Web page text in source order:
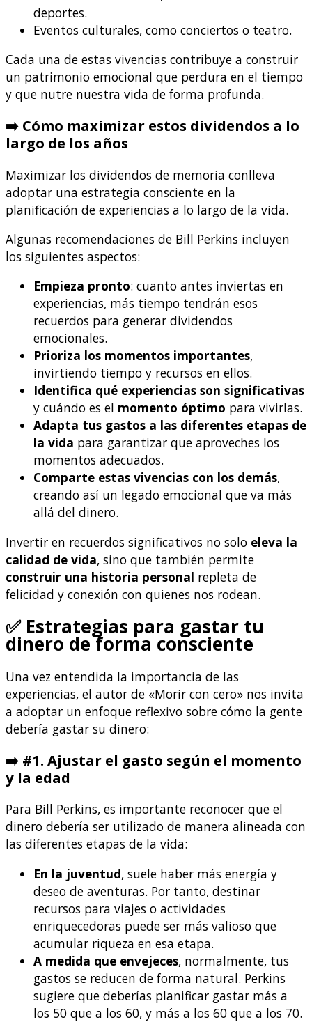
deportes.
Eventos culturales, como conciertos o teatro.
Cada una de estas vivencias contribuye a construir
un patrimonio emocional que perdura en el tiempo
y que nutre nuestra vida de forma profunda.
➡️ Cómo maximizar estos dividendos a lo
largo de los años
Maximizar los dividendos de memoria conlleva
adoptar una estrategia consciente en la
planificación de experiencias a lo largo de la vida.
Algunas recomendaciones de Bill Perkins incluyen
los siguientes aspectos:
Empieza pronto: cuanto antes inviertas en
experiencias, más tiempo tendrán esos
recuerdos para generar dividendos
emocionales.
Prioriza los momentos importantes,
invirtiendo tiempo y recursos en ellos.
Identifica qué experiencias son significativas
y cuándo es el momento óptimo para vivirlas.
Adapta tus gastos a las diferentes etapas de
la vida para garantizar que aproveches los
momentos adecuados.
Comparte estas vivencias con los demás,
creando así un legado emocional que va más
allá del dinero.
Invertir en recuerdos significativos no solo eleva la
calidad de vida, sino que también permite
construir una historia personal repleta de
felicidad y conexión con quienes nos rodean.
✅ Estrategias para gastar tu
dinero de forma consciente
Una vez entendida la importancia de las
experiencias, el autor de «Morir con cero» nos invita
a adoptar un enfoque reflexivo sobre cómo la gente
debería gastar su dinero:
➡️ #1. Ajustar el gasto según el momento
y la edad
Para Bill Perkins, es importante reconocer que el
dinero debería ser utilizado de manera alineada con
las diferentes etapas de la vida:
En la juventud, suele haber más energía y
deseo de aventuras. Por tanto, destinar
recursos para viajes o actividades
enriquecedoras puede ser más valioso que
acumular riqueza en esa etapa.
A medida que envejeces, normalmente, tus
gastos se reducen de forma natural. Perkins
sugiere que deberías planificar gastar más a
los 50 que a los 60, y más a los 60 que a los 70.